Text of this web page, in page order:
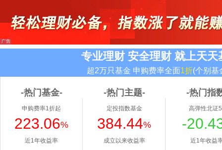
专业理财 安全理财 就上天天
超2万只基金 申购费率全面1折(个别基
-热门基金-
申购费率1折起
223.06%
近1年收益率
-热门主题-
定投指数基金
384.44%
成立以来收益率
-热门指
高弹性北证
-
近1年收益